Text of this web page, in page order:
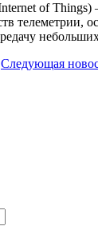
of Things)
телеметрии,
Следующая